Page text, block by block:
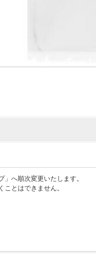
へ順次変更いたします。
とはできません。